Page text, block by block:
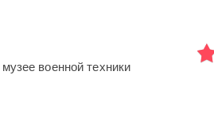
военной техники